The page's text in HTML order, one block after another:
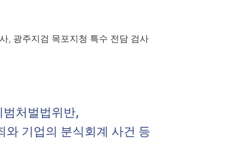
, 광주지검 목포지청 특수 전담 검사
처벌법위반,
기업의 분식회계 사건 등